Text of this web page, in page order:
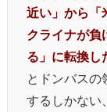
近い」から「
クライナが負
る」に転換し
とドンバス
するしかない